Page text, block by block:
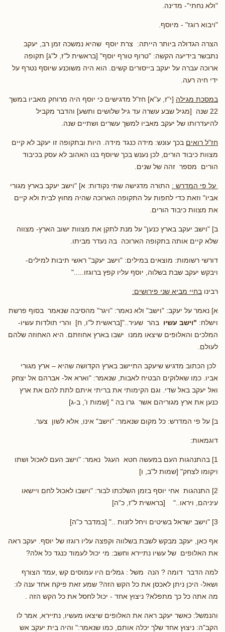
"ולא נחתי"- מדינה.
"ויבוא רוגז" - מיוסף.
הצרה הגדולה ביותר הייתה: צרת יוסף שהיא נמשכה זמן רב, יעקב
נתבשר בידיעה הקשה: "טרוף טורף יוסף" [בראשית ל"ז, ל"ג] תקופה
ארוכה עברה על יעקב בייסורים קשים. הוא היה משוכנע שיוסף נטרף על
ידי חיה רעה.
במסכת מגילה [י"ז, ע"א] חז"ל מדגישים כי יוסף היה מרוחק מאביו במשך
22 שנה [מגיל שבע עשרה עד גיל שלושים ותשע] והדבר מקביל
להיעדרותו של יעקב מאביו למשך עשרים ושתיים שנה.
חז"ל רואים בכך עונש: מידה כנגד מידה. היות ובתקופה זו יעקב לא קיים
מצוות כיבוד הורים, לכן נענש בכך שיוסף בנו האהוב לא עסק בכיבוד
הורים מספר זהה של שנים.
על פי המדרש : התורה מדגישה שתי נקודות: א] "וישב יעקב בארץ מגורי
אביו" וזאת כדי לחפות על התקופה הארוכה שהיה מחוץ לבית ולא קיים
את מצוות כיבוד הורים.
ב] "וישב יעקב בארץ כנען" על מנת לתקן את מצוות ישוב הארץ- מצווה
שלא קיים אותה בתקופה הארוכה בה נעדר מביתו.
דורשי רשומות: מוצאים במילים: "וישב יעקב" ראשי תיבות למילים-
ויבקש יעקב שבת בשלוה, יוסף עליו קפץ ברוגזו....."
רבינו בחיי מביא שני פירושים:
א] נאמר על יעקב: "וישב" ולא נאמר: "ויגר" מהסיבה שנאמר בסוף פרשת
וישלח: "וישב עשיו בהר שעיר.."[בראשית ל"ו, ח] והרי תולדות עשיו-
המלכים והאלופים שיצאו ממנו ישבו בארץ אחוזתם. היא האחוזה שלהם
לעולם.
לכן הכתוב מדגיש שיעקב התיישב בארץ הקדושה שהיא – ארץ מגורי
אביו. כמו שאלוקים הבטיח לאבות, שנאמר: "וארא אל- אברהם אל יצחק
ואל יעקב באל שדי. וגם הקימותי את בריתי איתם לתת להם את ארץ
כנען את ארץ מגוריהם אשר גרו בה " [שמות ו', ב-ג]
ב] על פי המדרש: כל מקום שנאמר: "וישב" אינו, אלא לשון צער.
דוגמאות:
1] בהתנהגות העם במעשה חטא העגל נאמר: "וישב העם לאכול ושתו
ויקומו לצחק" [שמות ל"ב, ו]
2] התנהגות אחי יוסף בזמן השלכתו לבור: "וישבו לאכול לחם ויישאו
עיניהם, ויראו.." [בראשית ל"ז, כ"ה]
3] "וישב ישראל בשיטים ויחל לזנות .." [במדבר כ"ה]
אף כאן, יעקב מבקש לשבת בשלווה וקפצה עליו רוגזו של יוסף. יעקב ראה
את האלופים של עשיו נתיירא וחשב: מי יכול לעמוד כנגד כל אלה?
למה הדבר דומה ? הנה משל : גמלים היו עמוסים קש ,עמד הצורף
ושאל- היכן ניתן לאכסן את כל הקש הזה? שמע זאת פיקח אחד ענה לו:
מה אתה כל כך מתפלא? ניצוץ אחד - יכול לחסל את כל הקש הזה .
והנמשל: כאשר יעקב ראה את האלופים שיצאו מעשיו, נתיירא, אמר לו
הקב"ה: ניצוץ אחד שלך יכלה אותם, כמו שנאמר:" והיה בית יעקב אש